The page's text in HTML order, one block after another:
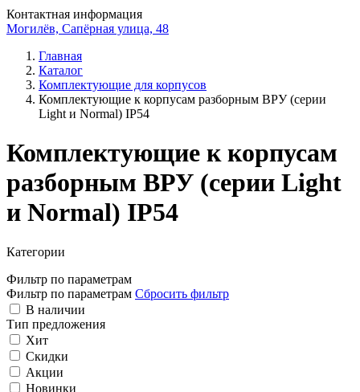
Контактная информация
Могилёв, Сапёрная улица, 48
Главная
Каталог
Комплектующие для корпусов
Комплектующие к корпусам разборным ВРУ (серии
Light и Normal) IP54
Комплектующие к корпусам
разборным ВРУ (серии Light
и Normal) IP54
Категории
Фильтр по параметрам
Фильтр по параметрам Сбросить фильтр
В наличии
Тип предложения
Хит
Скидки
Акции
Новинки